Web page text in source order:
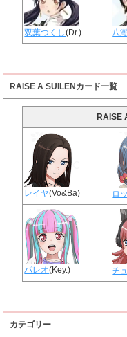
双葉つくし(Dr.) 八
RAISE A SUILENカード一覧
RAISE
レイヤ(Vo&Ba) ロ
パレオ(Key.) チ
カテゴリー